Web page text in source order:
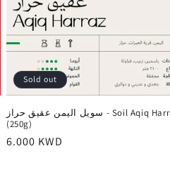
Sold out
سويل اليمن عقيق حراز - Soil Aqiq Harraz
(250g)
Regular
6.000 KWD